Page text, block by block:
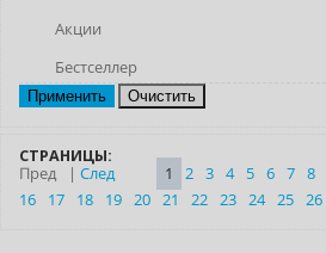
Акции
Бестселлер
Очистить
СТРАНИЦЫ:
Пред
| След 1 2 3 4 5 6 7 8
16
17 18 19 20 21 22 23 24 25 26